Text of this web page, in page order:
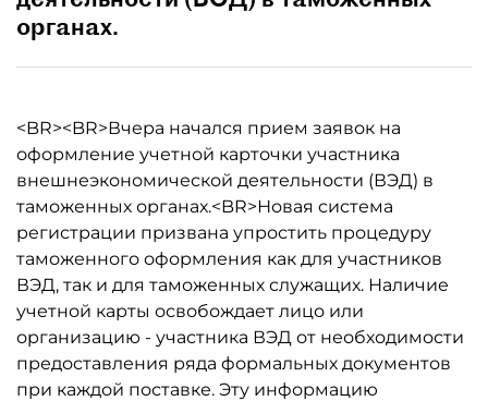
органах.
<BR><BR>Вчера начался прием заявок на
оформление учетной карточки участника
внешнеэкономической деятельности (ВЭД) в
таможенных органах.<BR>Новая система
регистрации призвана упростить процедуру
таможенного оформления как для участников
ВЭД, так и для таможенных служащих. Наличие
учетной карты освобождает лицо или
организацию - участника ВЭД от необходимости
предоставления ряда формальных документов
при каждой поставке. Эту информацию